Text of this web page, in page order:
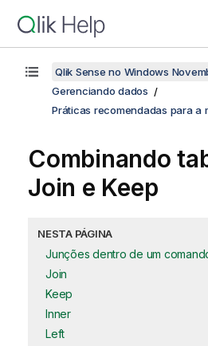
Qlik Sense no Windows
Gerenciando dados
Práticas recomendadas para a
Combinando
Join e Keep
NESTA PÁGINA
Junções dentro de um
Join
Keep
Inner
Left